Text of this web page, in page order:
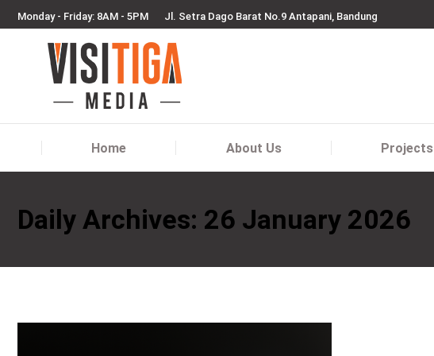
Monday - Friday: 8AM - 5PM Jl. Setra Dago Barat No.9 Antapani, Bandung
Home About Us Projects
Daily Archives: 26 January 2026
Home About Us